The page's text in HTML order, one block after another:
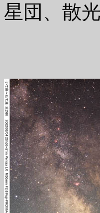
星団、散